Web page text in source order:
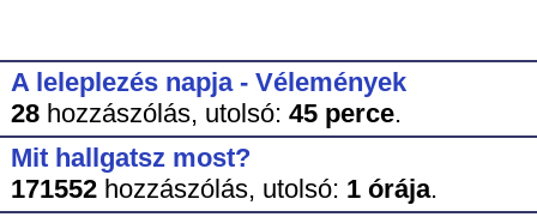
A leleplezés napja - Vélemények
28hozzászólás, utolsó: 45 perce.
Mit hallgatsz most?
171552hozzászólás, utolsó: 1 órája.